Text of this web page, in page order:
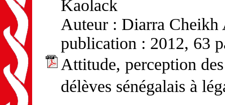
Kaolack
Auteur : Diarra Cheikh
publication : 2012, 63
Attitude, perception
délèves sénégalais à